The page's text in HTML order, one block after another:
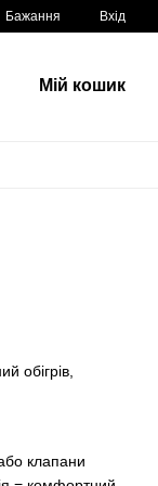
Бажання Вхід
Мій кошик
обігрів,
клапани